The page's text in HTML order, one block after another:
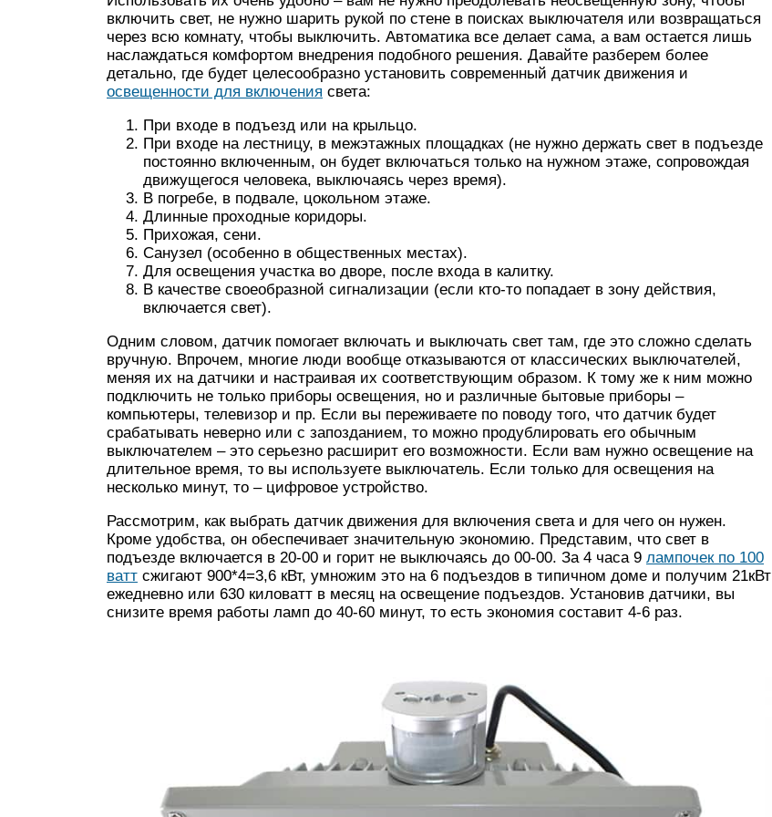
включить свет, не нужно шарить рукой по стене в поисках выключателя или возвращаться
через всю комнату, чтобы выключить. Автоматика все делает сама, а вам остается лишь
наслаждаться комфортом внедрения подобного решения. Давайте разберем более
детально, где будет целесообразно установить современный датчик движения и
освещенности для включения света:
При входе в подъезд или на крыльцо.
При входе на лестницу, в межэтажных площадках (не нужно держать свет в подъезде
постоянно включенным, он будет включаться только на нужном этаже, сопровождая
движущегося человека, выключаясь через время).
В погребе, в подвале, цокольном этаже.
Длинные проходные коридоры.
Прихожая, сени.
Санузел (особенно в общественных местах).
Для освещения участка во дворе, после входа в калитку.
В качестве своеобразной сигнализации (если кто-то попадает в зону действия,
включается свет).
Одним словом, датчик помогает включать и выключать свет там, где это сложно сделать
вручную. Впрочем, многие люди вообще отказываются от классических выключателей,
меняя их на датчики и настраивая их соответствующим образом. К тому же к ним можно
подключить не только приборы освещения, но и различные бытовые приборы –
компьютеры, телевизор и пр. Если вы переживаете по поводу того, что датчик будет
срабатывать неверно или с запозданием, то можно продублировать его обычным
выключателем – это серьезно расширит его возможности. Если вам нужно освещение на
длительное время, то вы используете выключатель. Если только для освещения на
несколько минут, то – цифровое устройство.
Рассмотрим, как выбрать датчик движения для включения света и для чего он нужен.
Кроме удобства, он обеспечивает значительную экономию. Представим, что свет в
подъезде включается в 20-00 и горит не выключаясь до 00-00. За 4 часа 9 лампочек по 100
ватт сжигают 900*4=3,6 кВт, умножим это на 6 подъездов в типичном доме и получим 21кВт
ежедневно или 630 киловатт в месяц на освещение подъездов. Установив датчики, вы
снизите время работы ламп до 40-60 минут, то есть экономия составит 4-6 раз.